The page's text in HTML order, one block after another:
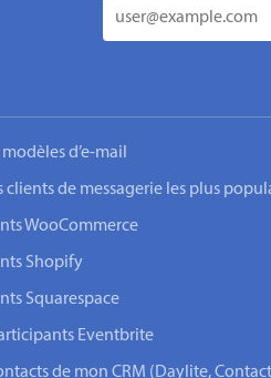
d’e-mail
clients de messagerie les plus
WooCommerce
Shopify
Squarespace
Eventbrite
de mon CRM (Daylite,